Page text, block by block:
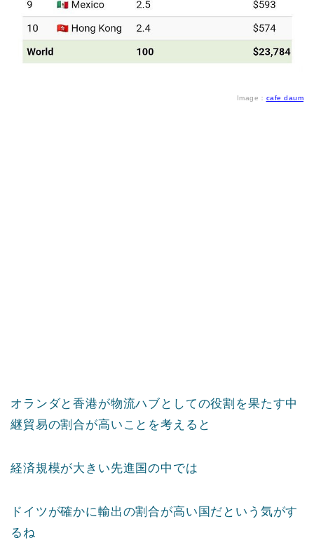
Image： cafe daum
オランダと香港が物流ハブとしての役割を果たす中
継貿易の割合が高いことを考えると
経済規模が大きい先進国の中では
ドイツが確かに輸出の割合が高い国だという気がす
るね